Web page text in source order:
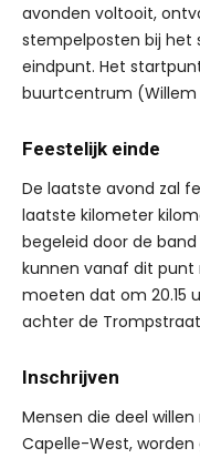
avonden voltooit,
stempelposten bij het
eindpunt. Het
buurtcentrum (Willem
Feestelijk einde
De laatste avond zal
laatste kilometer
begeleid door de
kunnen vanaf dit punt
moeten dat om 20.15
achter de
Inschrijven
Mensen die deel
Capelle-West,